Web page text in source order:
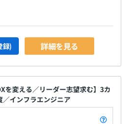
録) 詳細を見る
を変える／リーダー志望求む】3カ
インフラエンジニア